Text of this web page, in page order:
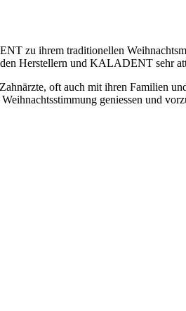
zu ihrem traditionellen
Herstellern und KALADENT sehr
oft auch mit ihren Familien
geniessen und